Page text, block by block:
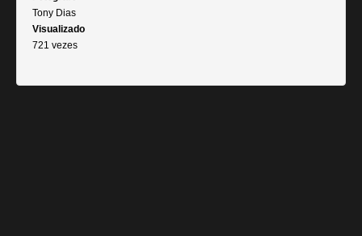
Tony Dias
Visualizado
721 vezes